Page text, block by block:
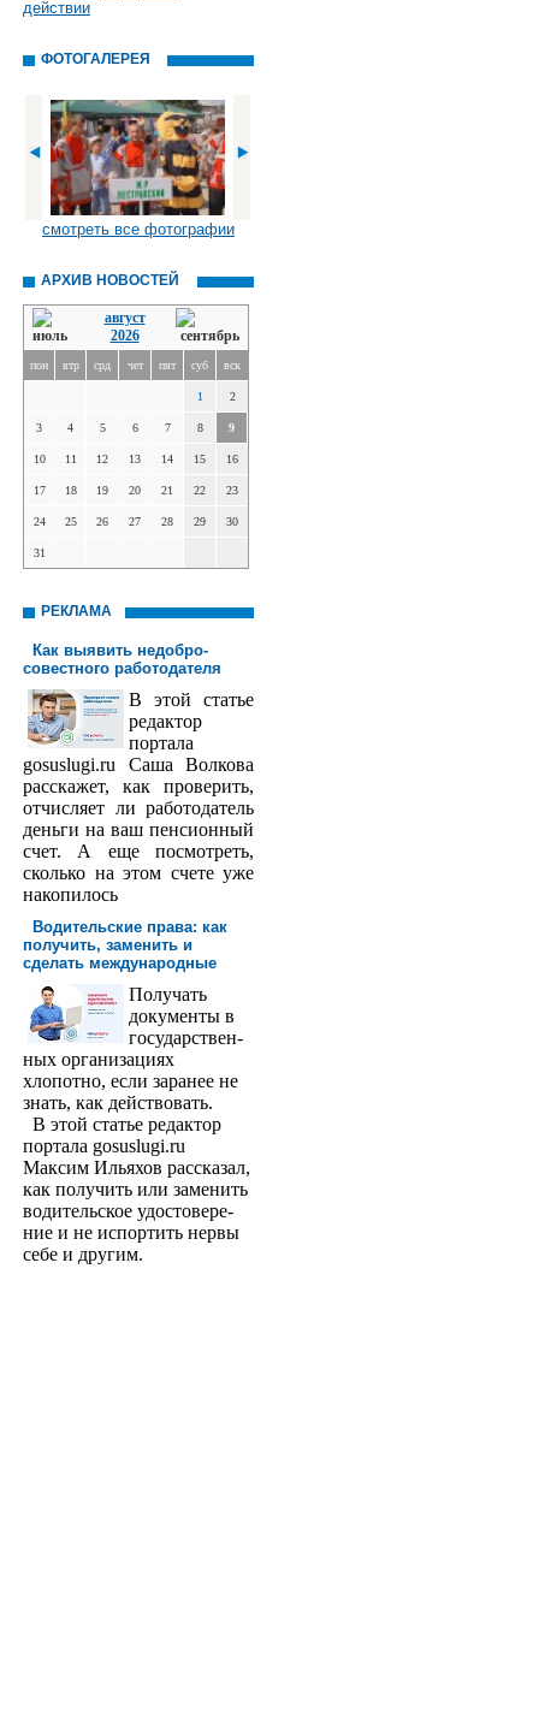
действии
ФОТОГАЛЕРЕЯ
смотреть все фотографии
АРХИВ НОВОСТЕЙ
август
2026
пон втр срд чет пят суб вск
1 2
3 4 5 6 7 8 9
10 11 12 13 14 15 16
17 18 19 20 21 22 23
24 25 26 27 28 29 30
31
РЕКЛАМА
Как выявить недобро­
совестного работодателя
В этой статье
редактор
порта­ла
gosuslugi.ru Саша Волкова
расскажет, как проверить,
отчисляет ли работодатель
деньги на ваш пенсионный
счет. А еще посмотреть,
сколько на этом счете уже
накопилось
Водительские права: как
получить, заменить и
сделать международ­ные
Получать
доку­менты в
государствен­
ных организациях
хлопотно, если заранее не
знать, как действовать.
В этой статье редактор
портала gosuslugi.ru
Максим Ильяхов рассказал,
как получить или заменить
водительское удостовере­
ние и не испортить нервы
себе и другим.